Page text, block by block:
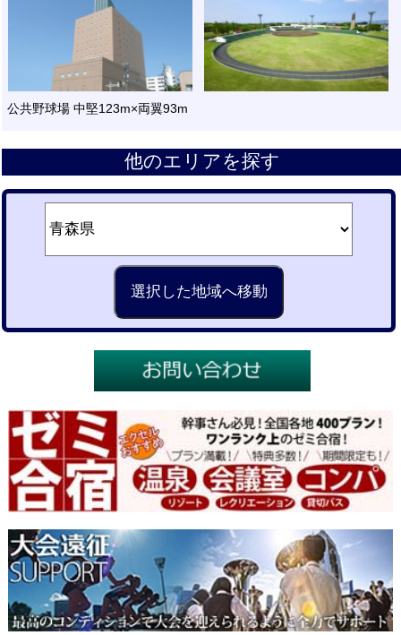
公共野球場 中堅123m×両翼93m
他のエリアを探す